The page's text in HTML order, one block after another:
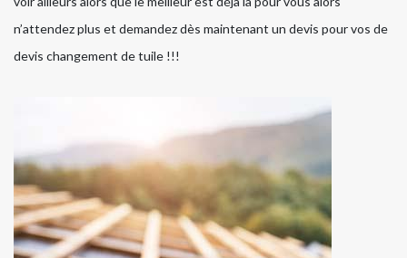
n’attendez plus et demandez dès maintenant un devis pour vos de
devis changement de tuile !!!